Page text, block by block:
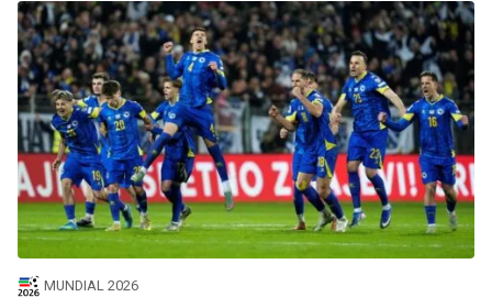
MUNDIAL 2026